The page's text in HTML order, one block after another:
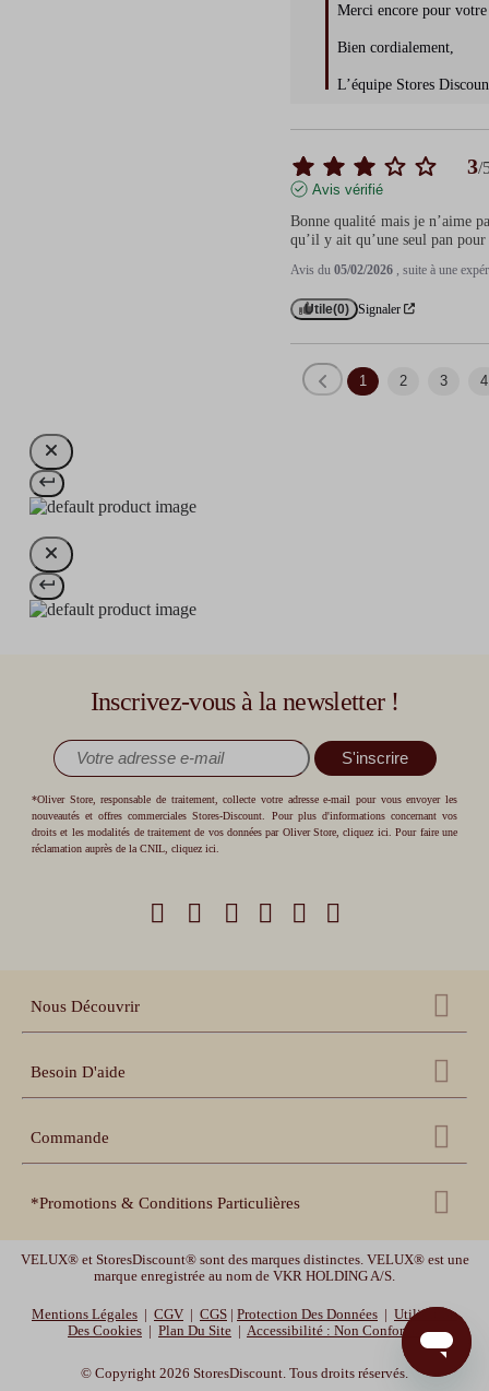
Merci encore pour
Bien cordialement,
L’équipe Stores
3/
Avis vérifié
Bonne qualité mais je n’aime
qu’il y ait qu’une seul pan
Avis du05/02/2026 , suite à une
Utile(0) Signaler
1 2 3 4
Inscrivez-vous à la newsletter !
S'inscrire
*Oliver Store, responsable de traitement, collecte votre adresse e-mail pour vous envoyer les
nouveautés et offres commerciales Stores-Discount. Pour plus d'informations concernant vos
droits et les modalités de traitement de vos données par Oliver Store,cliquez ici . Pour faire une
réclamation auprès de la CNIL,cliquez ici
Nous Découvrir
Accessoires
Espace pro revendeur
Espace collectivités
Besoin D'aide
Vidéos de pose
Commande
Délais de livraison etgaranties
*Promotions & Conditions Particulières
Livraison offerteuniquement sur les volets roulants. Livraison offerte en France
métropolitaine (hors Corse, Belgique, et Luxembourg). Offre valable jusqu'au
MOTOR10-10% sur les volets roulants, les stores enrouleurs et les stores bateaux
avec le code promotionnel MOTOR10. Offre valable jusqu'au 12/08/2026 -10h.
VELUX® et StoresDiscount® sont des marques distinctes. VELUX® est une
marque enregistrée au nom de VKR HOLDING A/S.
Mentions Légales | CGV | CGS | Protection Des Données | Utilisation
Des Cookies | Plan Du Site | Accessibilité : Non Conforme
© Copyright 2026 StoresDiscount. Tous droits réservés.